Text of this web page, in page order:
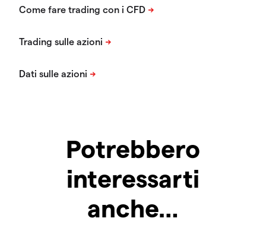
Potrebbero
interessarti
anche…